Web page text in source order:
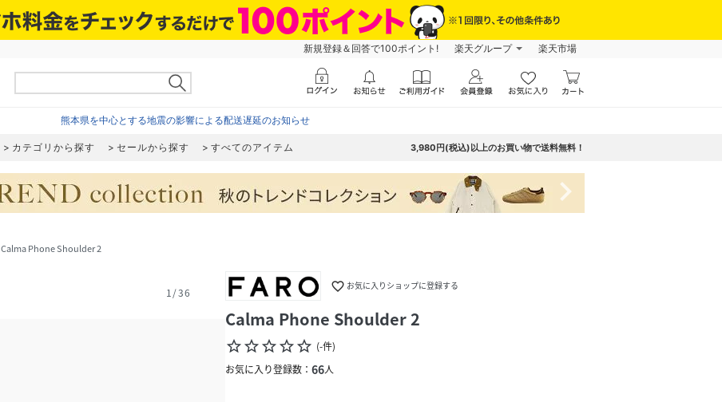
新規登録＆回答で100ポイント! 楽天グループ 楽天市場
熊本県を中心とする地震の影響による配送遅延のお知らせ
カテゴリから探す セールから探す すべてのアイテム 3,980円(税込)以上のお買い物で送料無料！
navigate_next
Calma Phone Shoulder 2
1/36 favorite_border お気に入りショップに登録する
Calma Phone Shoulder 2
star_borderstar_borderstar_borderstar_borderstar_border (-件)
お気に入り登録数： 66人